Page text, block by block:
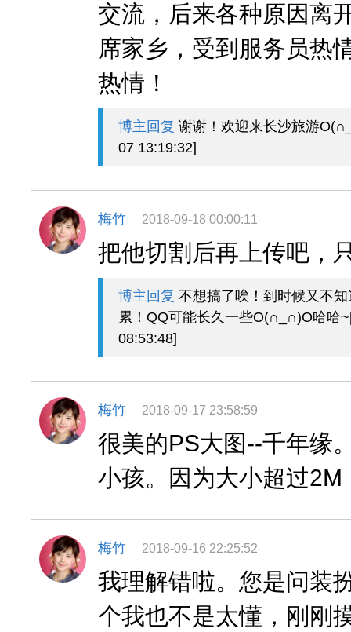
交流，后来各种原因离
席家乡，受到服务员热
热情！
博主回复 谢谢！欢迎来长沙旅游
07 13:19:32]
梅竹 2018-09-18 00:00:11
把他切割后再上传吧，
博主回复 不想搞了唉！到时候又不
累！QQ可能长久一些O(∩_∩)O哈哈
08:53:48]
梅竹 2018-09-17 23:58:59
很美的PS大图--千年缘
小孩。因为大小超过2M
梅竹 2018-09-16 22:25:52
我理解错啦。您是问装
个我也不是太懂，刚刚